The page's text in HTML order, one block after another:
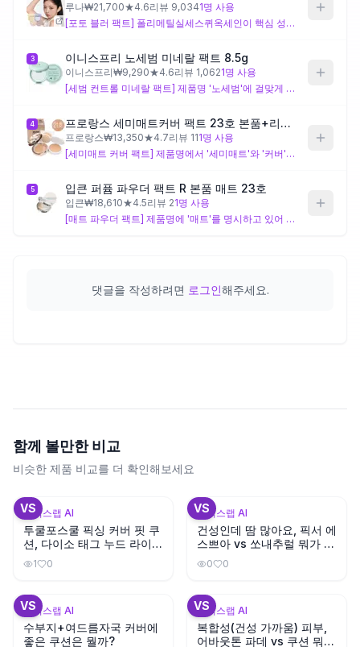
Login
루나₩21,700★4.6리뷰 9,0341명 사용
[포토 블러 팩트] 폴리메틸실세스퀴옥세인이 핵심 성분으로, 빛을 산란시켜 피부를 뭉개지 않고 부드럽게 보정하는 포토 소프트포커스 설계예요. 다만 이 제품 역시 블러·광보정 계열로 매트나 새미매트 피니시보다는 화사하고 부드러운 질감에 가까워, 여름 지성 피부의 지속력·유분 제어를 우선시하신다면 한계가 있을 수 있어요.
3 이니스프리 노세범 미네랄 팩트 8.5g
이니스프리₩9,290★4.6리뷰 1,0621명 사용
[세범 컨트롤 미네랄 팩트] 제품명 '노세범'에 걸맞게 변성옥수수전분과 실리카를 활용한 유분 흡수 중심 설계로, 여름철 피지 억제와 매트 마무리를 원하시는 분께 부합하는 제형이에요. 다만 스쿠알란 등 수분차단 성분도 포함돼 있어 과도하게 건조하게 당기는 편은 아니지만, 강한 커버력보다는 피부 결 정돈과 세범 케어에 초점이 맞춰져 있어요.
4 프로랑스 세미매트커버 팩트 23호 본품+리필 우수한커버팩트
프로랑스₩13,350★4.7리뷰 111명 사용
[세미매트 커버 팩트] 제품명에서 '세미매트'와 '커버'를 명시하고 있어 요청하신 마무리감 방향과 직접적으로 일치하며, 여름 쿨톤 23호 라인업도 갖추고 있어요. 다만 성분 정보가 확인되지 않아 특정 피부 타입이나 민감성에 대한 적합성은 판단하기 어려우니, 구매 전 성분표 원문을 직접 확인하시길 권장해요.
5 입큰 퍼퓸 파우더 팩트 R 본품 매트 23호
입큰₩18,610★4.5리뷰 21명 사용
[매트 파우더 팩트] 제품명에 '매트'를 명시하고 있어 여름철 매트 마무리를 원하시는 분의 방향과 부합하며, 23호 라인업도 있어요. '퍼퓸' 팩트인 만큼 향이 포함된 제품으로, 향 성분에 민감한 피부라면 주의가 필요하고, 상세 성분 정보가 확인되지 않아 성분 적합성은 구매 전 별도 확인이 필요해요.
댓글을 작성하려면 로그인해주세요.
함께 볼만한 비교
비슷한 제품 비교를 더 확인해보세요
VS
뷰틱스랩 AI
투쿨포스쿨 픽싱 커버 핏 쿠
션, 다이소 태그 누드 라이트
와 색상이 비슷할까?
1 0
VS
뷰틱스랩 AI
건성인데 땀 많아요, 픽서 에
스쁘아 vs 쏘내추럴 뭐가 지
속력 좋을까?
0 0
VS
뷰틱스랩 AI
수부지+여드름자국 커버에
좋은 쿠션은 뭘까?
VS
뷰틱스랩 AI
복합성(건성 가까움) 피부,
어바웃톤 파데 vs 쿠션 뭐가